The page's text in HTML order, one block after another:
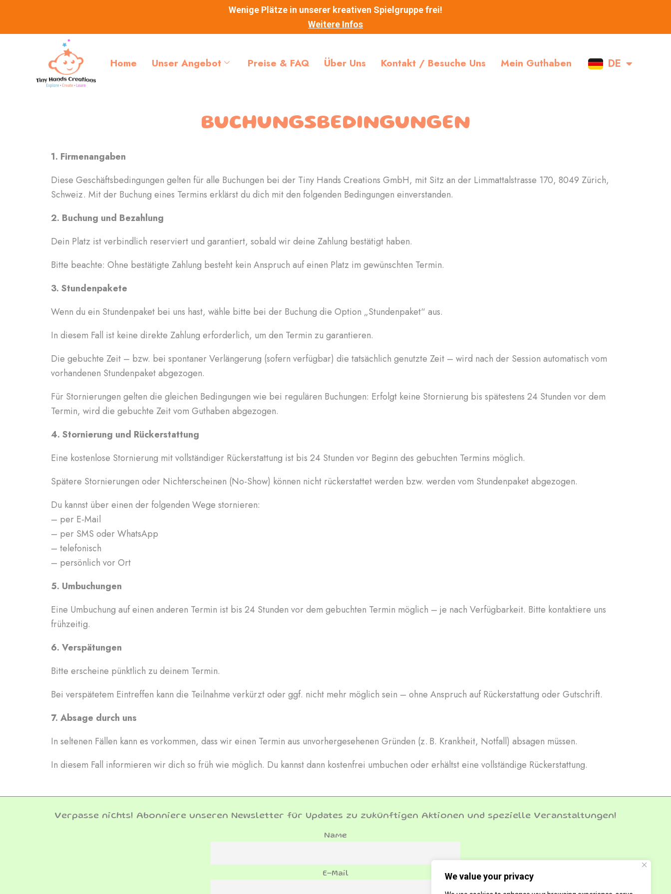
We value your privacy
Wenige Plätze in unserer kreativen Spielgruppe frei!
Weitere Infos
springen
Home Unser Angebot Preise & FAQ Über Uns Kontakt / Besuche Uns Mein Guthaben DE
EN
BUCHUNGSBEDINGUNGEN
1. Firmenangaben
Diese Geschäftsbedingungen gelten für alle Buchungen bei der Tiny Hands Creations GmbH, mit Sitz an der Limmattalstrasse 170, 8049 Zürich,
Schweiz. Mit der Buchung eines Termins erklärst du dich mit den folgenden Bedingungen einverstanden.
2. Buchung und Bezahlung
Dein Platz ist verbindlich reserviert und garantiert, sobald wir deine Zahlung bestätigt haben.
Bitte beachte: Ohne bestätigte Zahlung besteht kein Anspruch auf einen Platz im gewünschten Termin.
3. Stundenpakete
Wenn du ein Stundenpaket bei uns hast, wähle bitte bei der Buchung die Option „Stundenpaket“ aus.
In diesem Fall ist keine direkte Zahlung erforderlich, um den Termin zu garantieren.
Die gebuchte Zeit – bzw. bei spontaner Verlängerung (sofern verfügbar) die tatsächlich genutzte Zeit – wird nach der Session automatisch vom
vorhandenen Stundenpaket abgezogen.
Für Stornierungen gelten die gleichen Bedingungen wie bei regulären Buchungen: Erfolgt keine Stornierung bis spätestens 24 Stunden vor dem
Termin, wird die gebuchte Zeit vom Guthaben abgezogen.
4. Stornierung und Rückerstattung
Eine kostenlose Stornierung mit vollständiger Rückerstattung ist bis 24 Stunden vor Beginn des gebuchten Termins möglich.
Spätere Stornierungen oder Nichterscheinen (No-Show) können nicht rückerstattet werden bzw. werden vom Stundenpaket abgezogen.
Du kannst über einen der folgenden Wege stornieren:
– per E-Mail
– per SMS oder WhatsApp
– telefonisch
– persönlich vor Ort
5. Umbuchungen
Eine Umbuchung auf einen anderen Termin ist bis 24 Stunden vor dem gebuchten Termin möglich – je nach Verfügbarkeit. Bitte kontaktiere uns
frühzeitig.
6. Verspätungen
Bitte erscheine pünktlich zu deinem Termin.
Bei verspätetem Eintreffen kann die Teilnahme verkürzt oder ggf. nicht mehr möglich sein – ohne Anspruch auf Rückerstattung oder Gutschrift.
7. Absage durch uns
In seltenen Fällen kann es vorkommen, dass wir einen Termin aus unvorhergesehenen Gründen (z. B. Krankheit, Notfall) absagen müssen.
In diesem Fall informieren wir dich so früh wie möglich. Du kannst dann kostenfrei umbuchen oder erhältst eine vollständige Rückerstattung.
Verpasse nichts! Abonniere unseren Newsletter für Updates zu zukünftigen Aktionen und spezielle Veranstaltungen!
Name
E-Mail